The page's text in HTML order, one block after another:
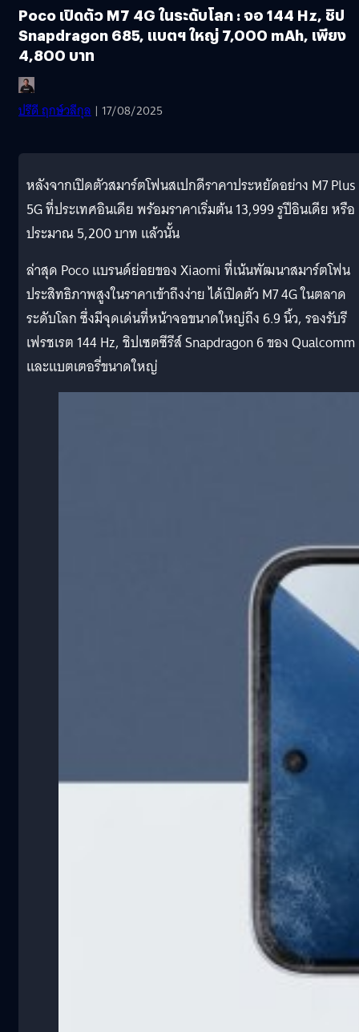
Poco เปิดตัว M7 4G ในระดับโลก : จอ 144 Hz, ชิป
Snapdragon 685, แบตฯ ใหญ่ 7,000 mAh, เพียง
4,800 บาท
ปรีดี ฤกษ์วลีกุล | 17/08/2025
หลังจากเปิดตัวสมาร์ตโฟนสเปกดีราคาประหยัดอย่าง M7 Plus
5G ที่ประเทศอินเดีย พร้อมราคาเริ่มต้น 13,999 รูปีอินเดีย หรือ
ประมาณ 5,200 บาท แล้วนั้น
ล่าสุด Poco แบรนด์ย่อยของ Xiaomi ที่เน้นพัฒนาสมาร์ตโฟน
ประสิทธิภาพสูงในราคาเข้าถึงง่าย ได้เปิดตัว M7 4G ในตลาด
ระดับโลก ซึ่งมีจุดเด่นที่หน้าจอขนาดใหญ่ถึง 6.9 นิ้ว, รองรับรี
เฟรชเรต 144 Hz, ชิปเซตซีรีส์ Snapdragon 6 ของ Qualcomm
และแบตเตอรี่ขนาดใหญ่